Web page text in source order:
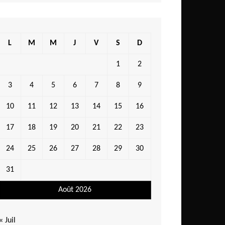
Août 2026
L M M J V S D
1 2
3 4 5 6 7 8 9
10 11 12 13 14 15 16
17 18 19 20 21 22 23
24 25 26 27 28 29 30
31
« Juil